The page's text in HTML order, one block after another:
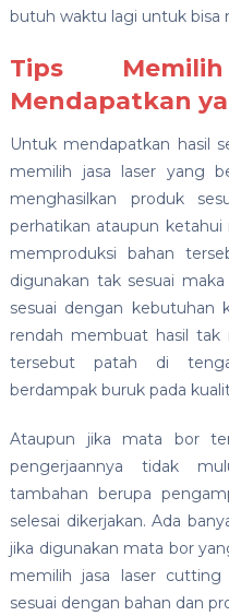
butuh waktu lagi untuk bisa
Tips
Mendapatkan
Untuk mendapatkan hasil
memilih jasa laser yang
menghasilkan produk
perhatikan ataupun
memproduksi bahan
digunakan tak sesuai
sesuai dengan kebutuhan
rendah membuat hasil tak
tersebut patah di
berdampak buruk pada
Ataupun jika mata bor
pengerjaannya tidak
tambahan berupa
selesai dikerjakan. Ada
jika digunakan mata bor
memilih jasa laser
sesuai dengan bahan dan